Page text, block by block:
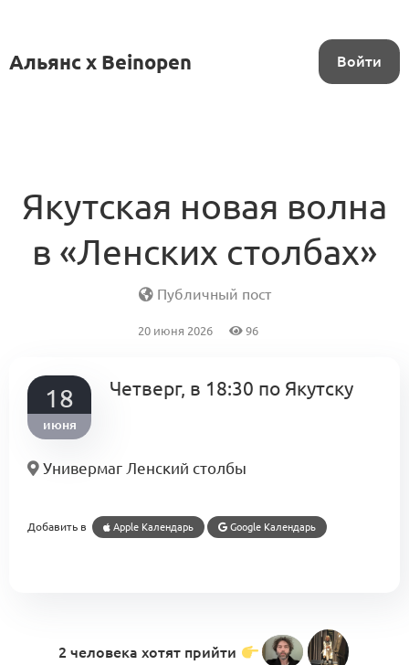
Альянс x Beinopen Войти
Якутская новая волна
в «Ленских столбах»
Публичный пост
20 июня 2026 96
18
июня
Четверг, в 18:30 по Якутску
Универмаг Ленский столбы
Добавить в Apple Календарь Google Календарь
2 человека хотят прийти